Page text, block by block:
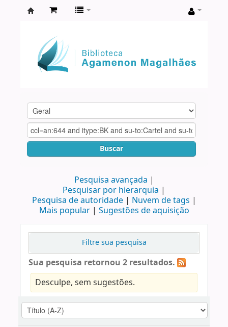
Agamenon
Magalhães
Buscar
Pesquisa avançada
Pesquisar por hierarquia
Pesquisa de autoridade
Nuvem de tags
Mais popular
Sugestões de aquisição
Filtre sua pesquisa
Sua pesquisa retornou 2 resultados.
Desculpe, sem sugestões.